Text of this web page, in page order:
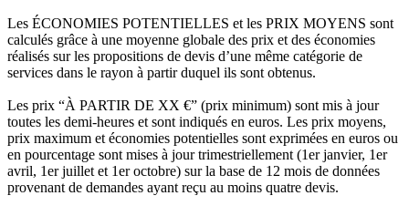
Les ÉCONOMIES POTENTIELLES et les PRIX MOYENS sont
calculés grâce à une moyenne globale des prix et des économies
réalisés sur les propositions de devis d’une même catégorie de
services dans le rayon à partir duquel ils sont obtenus.
Les prix “À PARTIR DE XX €” (prix minimum) sont mis à jour
toutes les demi-heures et sont indiqués en euros. Les prix moyens,
prix maximum et économies potentielles sont exprimées en euros ou
en pourcentage sont mises à jour trimestriellement (1er janvier, 1er
avril, 1er juillet et 1er octobre) sur la base de 12 mois de données
provenant de demandes ayant reçu au moins quatre devis.